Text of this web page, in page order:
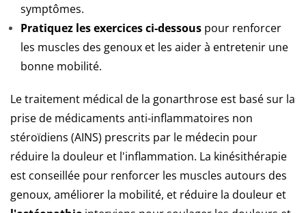
symptômes.
Pratiquez les exercices ci-dessous pour renforcer
les muscles des genoux et les aider à entretenir une
bonne mobilité.
Le traitement médical de la gonarthrose est basé sur la
prise de médicaments anti-inflammatoires non
stéroïdiens (AINS) prescrits par le médecin pour
réduire la douleur et l'inflammation. La kinésithérapie
est conseillée pour renforcer les muscles autours des
genoux, améliorer la mobilité, et réduire la douleur et